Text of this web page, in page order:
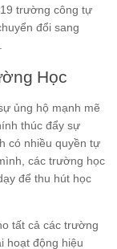
trường công tự
đổi sang
Học
ủng hộ mạnh mẽ
thúc đẩy sự
có nhiều quyền tự
các trường học
để thu hút học
tất cả các trường
hoạt động hiệu